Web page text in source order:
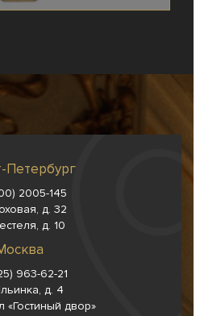
Петербург
2005-145
д. 32
д. 10
963-62-21
д. 4
«Гостиный двор»